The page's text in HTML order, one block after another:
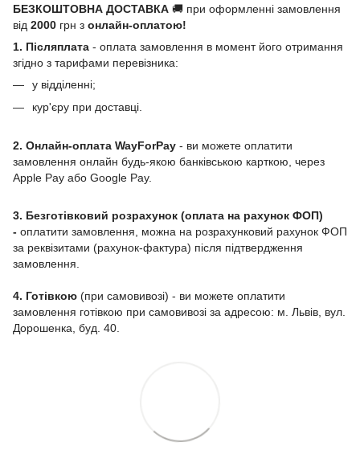
БЕЗКОШТОВНА ДОСТАВКА 🚚 при оформленні замовлення
від 2000 грн з онлайн-оплатою!
1. Післяплата - оплата замовлення в момент його отримання
згідно з тарифами перевізника:
у відділенні;
кур'єру при доставці.
2. Онлайн-оплата WayForPay - ви можете оплатити
замовлення онлайн будь-якою банківською карткою, через
Apple Pay або Google Pay.
3. Безготівковий розрахунок (оплата на рахунок ФОП)
- оплатити замовлення, можна на розрахунковий рахунок ФОП
за реквізитами (рахунок-фактура) після підтвердження
замовлення.
4. Готівкою (при самовивозі) - ви можете оплатити
замовлення готівкою при самовивозі за адресою: м. Львів, вул.
Дорошенка, буд. 40.